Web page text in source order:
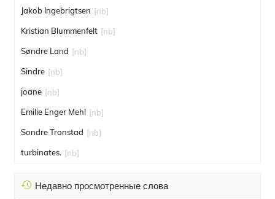
Jakob Ingebrigtsen [nb]
Kristian Blummenfelt [nb]
Søndre Land [nb]
Sindre [nb]
joane [nb]
Emilie Enger Mehl [nb]
Sondre Tronstad [nb]
turbinates. [nb]
Недавно просмотренные слова